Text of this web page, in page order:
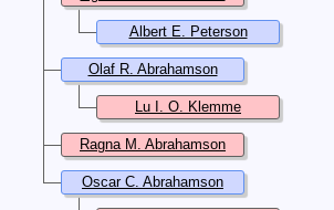
Albert E. Peterson
Olaf R. Abrahamson
Lu I. O. Klemme
Ragna M. Abrahamson
Oscar C. Abrahamson